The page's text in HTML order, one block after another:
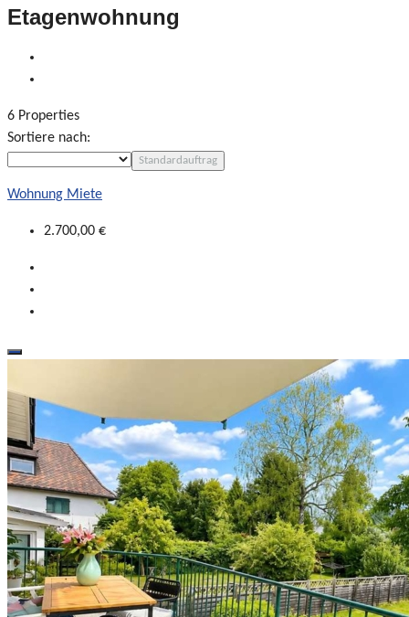
Etagenwohnung
6 Properties
Sortiere nach:
Standardauftrag
Wohnung Miete
2.700,00 €